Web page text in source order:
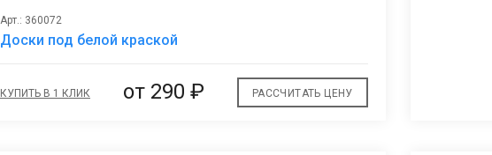
Арт.: 360072
Доски под белой краской
КУПИТЬ В 1 КЛИК от290 ₽ РАССЧИТАТЬ ЦЕНУ